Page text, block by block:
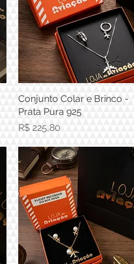
Visualização rápida
Conjunto Colar e Brinco -
Prata Pura 925
Preço
R$ 225,80